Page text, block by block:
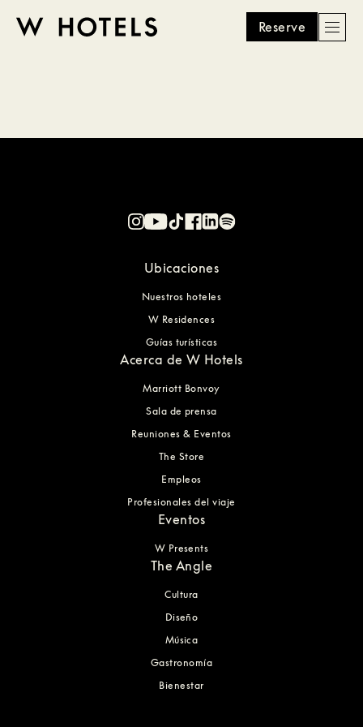
Reserve
Ubicaciones
Nuestros hoteles
W Residences
Guías turísticas
Acerca de W Hotels
Marriott Bonvoy
Sala de prensa
Reuniones & Eventos
The Store
Empleos
Profesionales del viaje
Eventos
W Presents
The Angle
Cultura
Diseño
Música
Gastronomía
Bienestar